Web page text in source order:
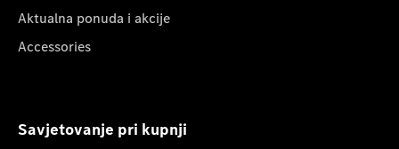
Aktualna ponuda i akcije
Accessories
Savjetovanje pri kupnji